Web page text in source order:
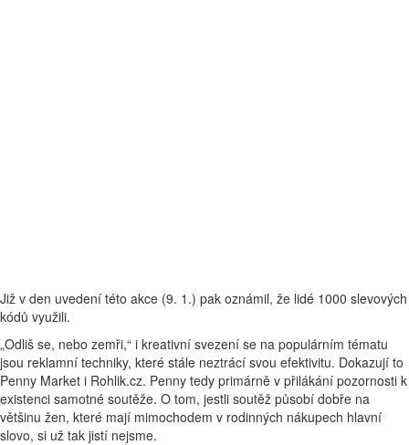
Již v den uvedení této akce (9. 1.) pak oznámil, že lidé 1000 slevových
kódů využili.
„Odliš se, nebo zemři,“ i kreativní svezení se na populárním tématu
jsou reklamní techniky, které stále neztrácí svou efektivitu. Dokazují to
Penny Market i Rohlik.cz. Penny tedy primárně v přilákání pozornosti k
existenci samotné soutěže. O tom, jestli soutěž působí dobře na
většinu žen, které mají mimochodem v rodinných nákupech hlavní
slovo, si už tak jistí nejsme.